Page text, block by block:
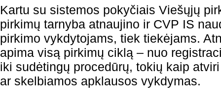
Kartu su sistemos pokyčiais Viešųjų
pirkimų tarnyba atnaujino ir CVP IS
pirkimo vykdytojams, tiek tiekėjams.
apima visą pirkimų ciklą – nuo
iki sudėtingų procedūrų, tokių kaip
ar skelbiamos apklausos vykdymas.